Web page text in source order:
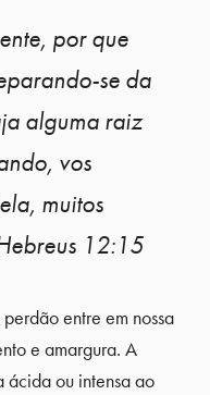
por que
se da
alguma raiz
vos
muitos
12:15
entre em nossa
e amargura. A
ácida ou intensa ao